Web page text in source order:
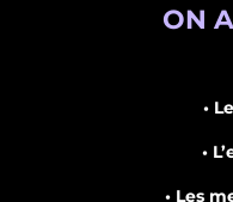
ON
•
•
• Les